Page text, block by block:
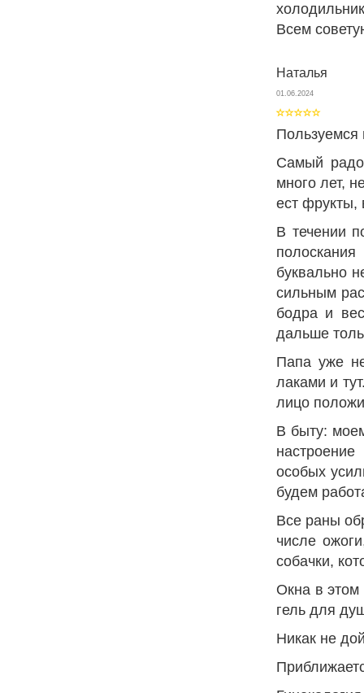
Всем
Наталья
01.06.2024
Пользуемся
Самый
много лет,
ест фрукты,
В течении
буквально
сильным
бодра и
дальше
Папа уже
лаками и
лицо
В быту:
особых
будем
Все раны
числе
собачки,
Окна в этом
гель для
Никак не